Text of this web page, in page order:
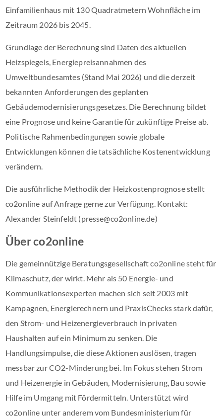
Einfamilienhaus mit 130 Quadratmetern Wohnfläche im
Zeitraum 2026 bis 2045.
Grundlage der Berechnung sind Daten des aktuellen
Heizspiegels, Energiepreisannahmen des
Umweltbundesamtes (Stand Mai 2026) und die derzeit
bekannten Anforderungen des geplanten
Gebäudemodernisierungsgesetzes. Die Berechnung bildet
eine Prognose und keine Garantie für zukünftige Preise ab.
Politische Rahmenbedingungen sowie globale
Entwicklungen können die tatsächliche Kostenentwicklung
verändern.
Die ausführliche Methodik der Heizkostenprognose stellt
co2online auf Anfrage gerne zur Verfügung. Kontakt:
Alexander Steinfeldt (presse@co2online.de)
Über co2online
Die gemeinnützige Beratungsgesellschaft co2online steht für
Klimaschutz, der wirkt. Mehr als 50 Energie- und
Kommunikationsexperten machen sich seit 2003 mit
Kampagnen, Energierechnern und PraxisChecks stark dafür,
den Strom- und Heizenergieverbrauch in privaten
Haushalten auf ein Minimum zu senken. Die
Handlungsimpulse, die diese Aktionen auslösen, tragen
messbar zur CO2-Minderung bei. Im Fokus stehen Strom
und Heizenergie in Gebäuden, Modernisierung, Bau sowie
Hilfe im Umgang mit Fördermitteln. Unterstützt wird
co2online unter anderem vom Bundesministerium für